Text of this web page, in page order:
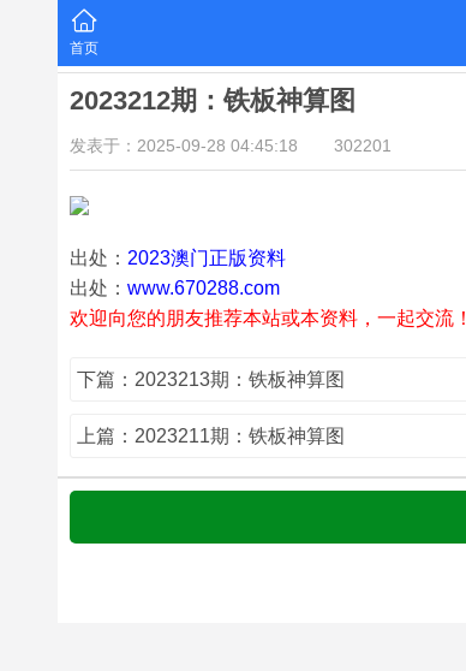
首页
2023212期：铁板神算图
发表于：2025-09-28 04:45:18 302201
出处： 2023澳门正版资料
出处： www.670288.com
欢迎向您的朋友推荐本站或本资料，一起交流！
下篇：2023213期：铁板神算图
上篇：2023211期：铁板神算图